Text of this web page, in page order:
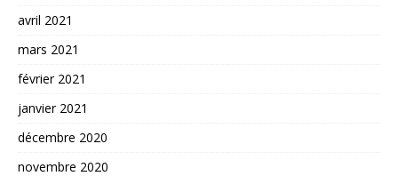
avril 2021
mars 2021
février 2021
janvier 2021
décembre 2020
novembre 2020